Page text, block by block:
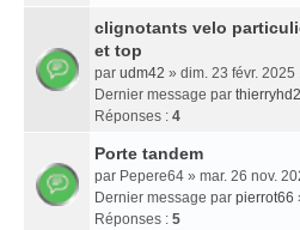
clignotants velo
et top
par udm42 » dim. 23 févr. 2025
Dernier message par
Réponses : 4
Porte tandem
par Pepere64 » mar. 26 nov.
Dernier message par pierrot66
Réponses : 5